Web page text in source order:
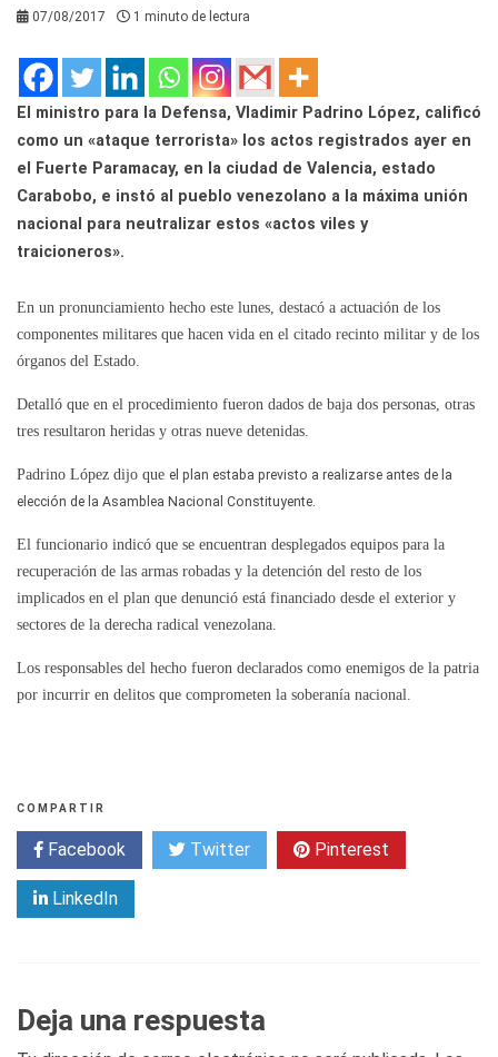
07/08/2017 1 minuto de lectura
El ministro para la Defensa, Vladimir Padrino López, calificó
como un «ataque terrorista» los actos registrados ayer en
el Fuerte Paramacay, en la ciudad de Valencia, estado
Carabobo, e instó al pueblo venezolano a la máxima unión
nacional para neutralizar estos «actos viles y
traicioneros».
En un pronunciamiento hecho este lunes, destacó a actuación de los
componentes militares que hacen vida en el citado recinto militar y de los
órganos del Estado.
Detalló que en el procedimiento fueron dados de baja dos personas, otras
tres resultaron heridas y otras nueve detenidas.
Padrino López dijo que el plan estaba previsto a realizarse antes de la
elección de la Asamblea Nacional Constituyente.
El funcionario indicó que se encuentran desplegados equipos para la
recuperación de las armas robadas y la detención del resto de los
implicados en el plan que denunció está financiado desde el exterior y
sectores de la derecha radical venezolana.
Los responsables del hecho fueron declarados como enemigos de la patria
por incurrir en delitos que comprometen la soberanía nacional.
COMPARTIR
Facebook Twitter Pinterest
LinkedIn
Deja una respuesta